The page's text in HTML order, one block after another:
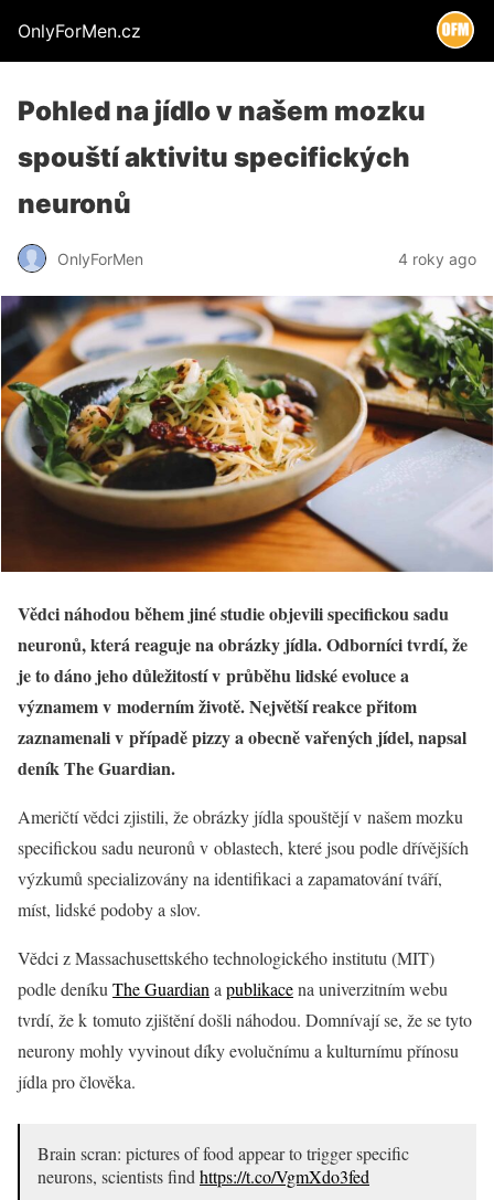
OnlyForMen.cz
Pohled na jídlo v našem mozku
spouští aktivitu specifických
neuronů
OnlyForMen 4 roky ago
Vědci náhodou během jiné studie objevili specifickou sadu
neuronů, která reaguje na obrázky jídla. Odborníci tvrdí, že
je to dáno jeho důležitostí v průběhu lidské evoluce a
významem v moderním životě. Největší reakce přitom
zaznamenali v případě pizzy a obecně vařených jídel, napsal
deník The Guardian.
Američtí vědci zjistili, že obrázky jídla spouštějí v našem mozku
specifickou sadu neuronů v oblastech, které jsou podle dřívějších
výzkumů specializovány na identifikaci a zapamatování tváří,
míst, lidské podoby a slov.
Vědci z Massachusettského technologického institutu (MIT)
podle deníkuThe Guardianapublikacena univerzitním webu
tvrdí, že k tomuto zjištění došli náhodou. Domnívají se, že se tyto
neurony mohly vyvinout díky evolučnímu a kulturnímu přínosu
jídla pro člověka.
Brain scran: pictures of food appear to trigger specific
neurons, scientists findhttps://t.co/VgmXdo3fed